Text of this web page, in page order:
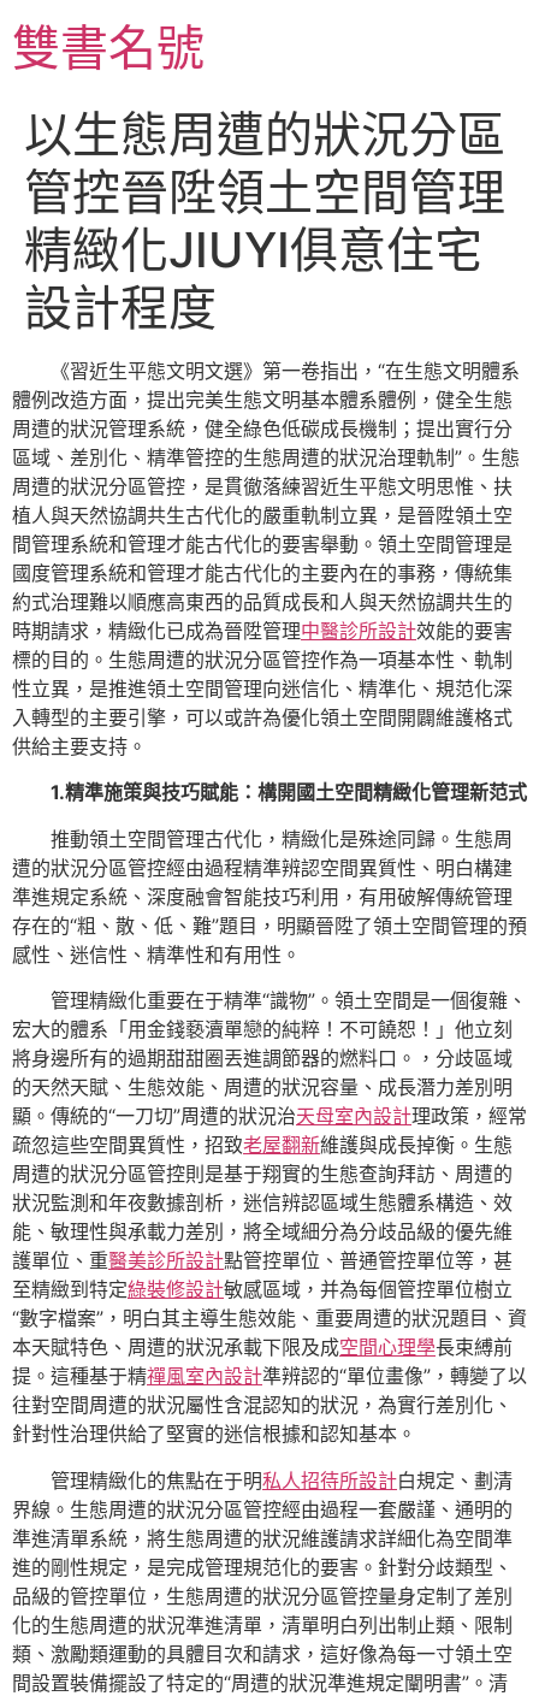
至
主雙書名號
以生態周遭的狀況分區
管控晉陞領土空間管理
精緻化JIUYI俱意住宅
設計程度
《習近生平態文明文選》第一卷指出，“在生態文明體系
體例改造方面，提出完美生態文明基本體系體例，健全生態
周遭的狀況管理系統，健全綠色低碳成長機制；提出實行分
區域、差別化、精準管控的生態周遭的狀況治理軌制”。生態
周遭的狀況分區管控，是貫徹落練習近生平態文明思惟、扶
植人與天然協調共生古代化的嚴重軌制立異，是晉陞領土空
間管理系統和管理才能古代化的要害舉動。領土空間管理是
國度管理系統和管理才能古代化的主要內在的事務，傳統集
約式治理難以順應高東西的品質成長和人與天然協調共生的
時期請求，精緻化已成為晉陞管理中醫診所設計效能的要害
標的目的。生態周遭的狀況分區管控作為一項基本性、軌制
性立異，是推進領土空間管理向迷信化、精準化、規范化深
入轉型的主要引擎，可以或許為優化領土空間開闢維護格式
供給主要支持。
1.精準施策與技巧賦能：構開國土空間精緻化管理新范式
推動領土空間管理古代化，精緻化是殊途同歸。生態周
遭的狀況分區管控經由過程精準辨認空間異質性、明白構建
準進規定系統、深度融會智能技巧利用，有用破解傳統管理
存在的“粗、散、低、難”題目，明顯晉陞了領土空間管理的預
感性、迷信性、精準性和有用性。
管理精緻化重要在于精準“識物”。領土空間是一個復雜、
宏大的體系「用金錢褻瀆單戀的純粹！不可饒恕！」他立刻
將身邊所有的過期甜甜圈丟進調節器的燃料口。，分歧區域
的天然天賦、生態效能、周遭的狀況容量、成長潛力差別明
顯。傳統的“一刀切”周遭的狀況治天母室內設計理政策，經常
疏忽這些空間異質性，招致老屋翻新維護與成長掉衡。生態
周遭的狀況分區管控則是基于翔實的生態查詢拜訪、周遭的
狀況監測和年夜數據剖析，迷信辨認區域生態體系構造、效
能、敏理性與承載力差別，將全域細分為分歧品級的優先維
護單位、重醫美診所設計點管控單位、普通管控單位等，甚
至精緻到特定綠裝修設計敏感區域，并為每個管控單位樹立
“數字檔案”，明白其主導生態效能、重要周遭的狀況題目、資
本天賦特色、周遭的狀況承載下限及成空間心理學長束縛前
提。這種基于精禪風室內設計準辨認的“單位畫像”，轉變了以
往對空間周遭的狀況屬性含混認知的狀況，為實行差別化、
針對性治理供給了堅實的迷信根據和認知基本。
管理精緻化的焦點在于明私人招待所設計白規定、劃清
界線。生態周遭的狀況分區管控經由過程一套嚴謹、通明的
準進清單系統，將生態周遭的狀況維護請求詳細化為空間準
進的剛性規定，是完成管理規范化的要害。針對分歧類型、
品級的管控單位，生態周遭的狀況分區管控量身定制了差別
化的生態周遭的狀況準進清單，清單明白列出制止類、限制
類、激勵類運動的具體目次和請求，這好像為每一寸領土空
間設置裝備擺設了特定的“周遭的狀況準進規定闡明書”。清